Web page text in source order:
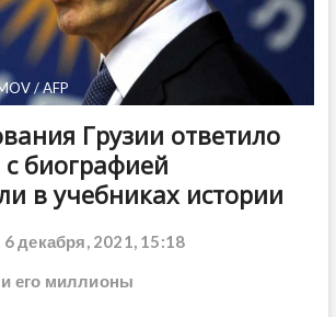
/ AFP
Грузии ответило
биографией
в учебниках истории
декабря, 2021, 15:18
его миллионы